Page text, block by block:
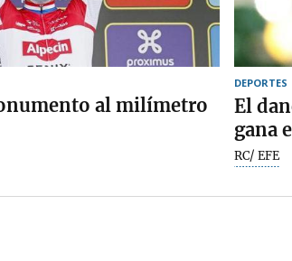
al milímetro
DEPORTES
El
gana
RC/ EFE